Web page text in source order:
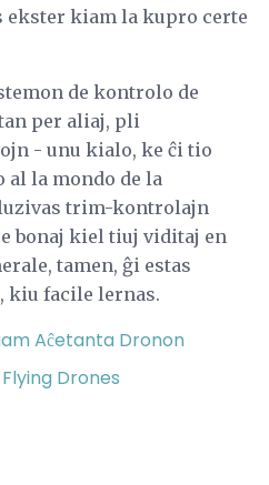
ekster kiam la kupro certe
de kontrolo de
per aliaj, pli
- unu kialo, ke ĉi tio
la mondo de la
trim-kontrolajn
bonaj kiel tiuj viditaj en
tamen, ĝi estas
kiu facile lernas.
Aĉetanta Dronon
Drones